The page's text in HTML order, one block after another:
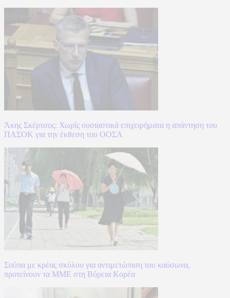
Άκης Σκέρτσος: Χωρίς ουσιαστικά επιχειρήματα η απάντηση του
ΠΑΣΟΚ για την έκθεση του ΟΟΣΑ
Σούπα με κρέας σκύλου για αντιμετώπιση του καύσωνα,
προτείνουν τα ΜΜΕ στη Βόρεια Κορέα